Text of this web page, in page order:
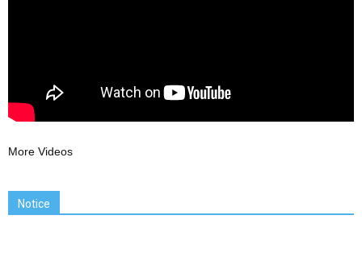
More Videos
Notice